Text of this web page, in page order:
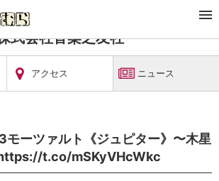
ラリー
式会社音楽之友社
アクセス ニュース
モーツァルト《ジュピター》〜木星
t.co/mSKyVHcWkc